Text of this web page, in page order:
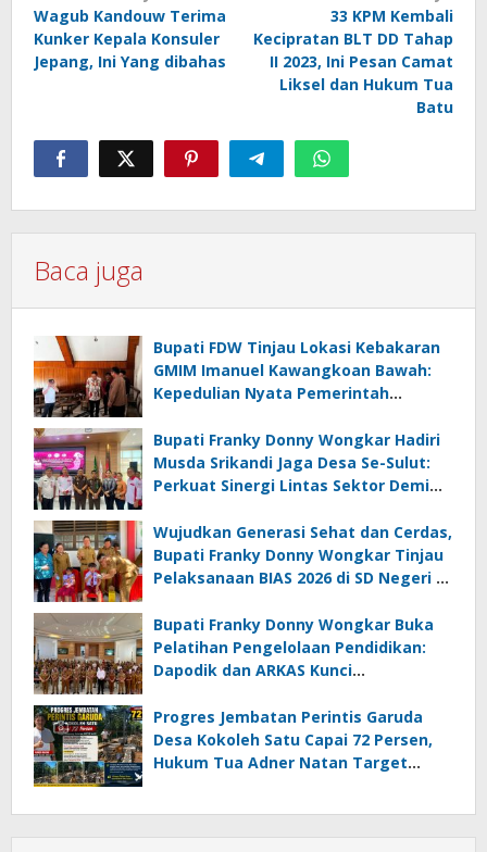
pos
Wagub Kandouw Terima
Kunker Kepala Konsuler
Jepang, Ini Yang dibahas
33 KPM Kembali
Kecipratan BLT DD Tahap
II 2023, Ini Pesan Camat
Liksel dan Hukum Tua
Batu
Baca juga
Bupati FDW Tinjau Lokasi Kebakaran
GMIM Imanuel Kawangkoan Bawah:
Kepedulian Nyata Pemerintah
Terdampak
Bupati Franky Donny Wongkar Hadiri
Musda Srikandi Jaga Desa Se-Sulut:
Perkuat Sinergi Lintas Sektor Demi
Wujudkan Generasi Sehat dan Cerdas,
Bupati Franky Donny Wongkar Tinjau
Pelaksanaan BIAS 2026 di SD Negeri 2
Bupati Franky Donny Wongkar Buka
Pelatihan Pengelolaan Pendidikan:
Dapodik dan ARKAS Kunci
Minahasa Selatan
Progres Jembatan Perintis Garuda
Desa Kokoleh Satu Capai 72 Persen,
Hukum Tua Adner Natan Target